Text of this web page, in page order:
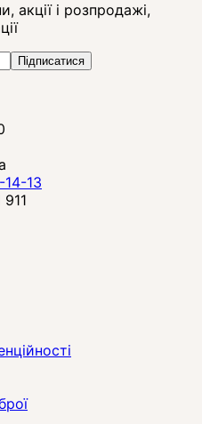
акції і розпродажі,
Підписатися
13